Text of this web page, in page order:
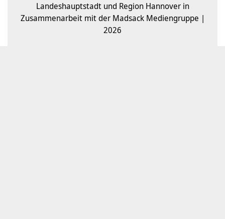
Landeshauptstadt und Region Hannover in
Zusammenarbeit mit der Madsack Mediengruppe |
2026